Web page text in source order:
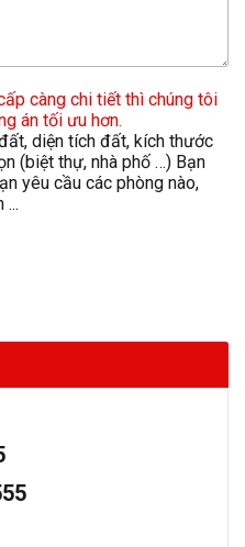
càng chi tiết thì chúng tôi
án tối ưu hơn.
diện tích đất, kích thước
(biệt thự, nhà phố …) Bạn
yêu cầu các phòng nào,
...